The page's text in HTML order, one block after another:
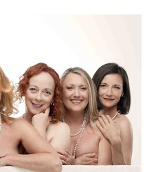
si esibirà per il secondo anno
avrà il piacere di applaudire i
Philharmonic per la quarta
da Kristjan Järvi (affiancato